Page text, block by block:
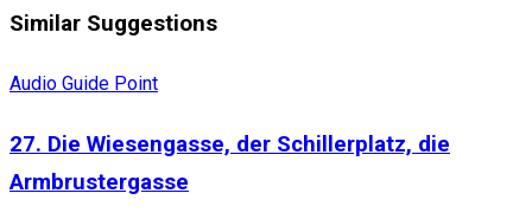
Similar Suggestions
Audio Guide Point
27. Die Wiesengasse, der Schillerplatz, die
Armbrustergasse